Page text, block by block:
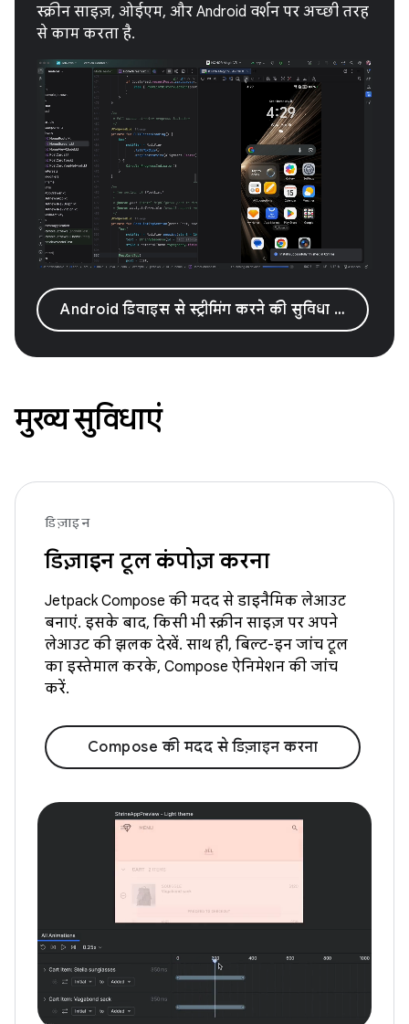
स्क्रीन साइज़, ओईएम, और Android वर्शन पर अच्छी तरह
से काम करता है.
Android डिवाइस से स्ट्रीमिंग करने की सुविधा आज़माना
मुख्य सुविधाएं
डिज़ाइन
डिज़ाइन टूल कंपोज़ करना
Jetpack Compose की मदद से डाइनैमिक लेआउट
बनाएं. इसके बाद, किसी भी स्क्रीन साइज़ पर अपने
लेआउट की झलक देखें. साथ ही, बिल्ट-इन जांच टूल
का इस्तेमाल करके, Compose ऐनिमेशन की जांच
करें.
Compose की मदद से डिज़ाइन करना